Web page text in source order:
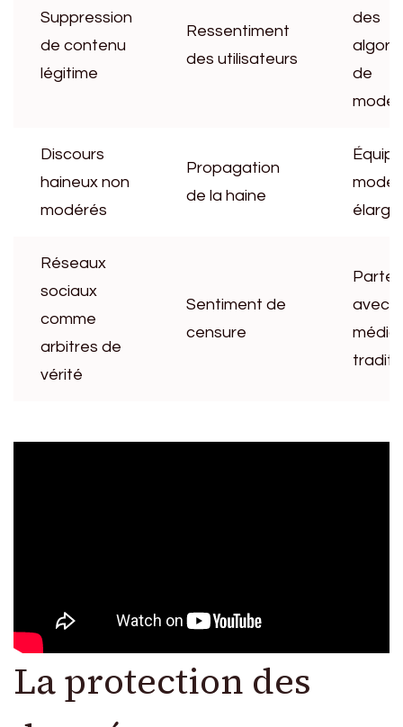
Suppression
de contenu
légitime
Ressentiment
des utilisateurs
des
de
Discours
haineux non
modérés
Propagation
de la haine
Réseaux
sociaux
comme
arbitres de
vérité
Sentiment de
censure
avec
La protection des